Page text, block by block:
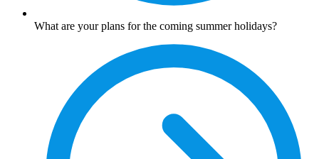
What are your plans for the coming summer holidays?